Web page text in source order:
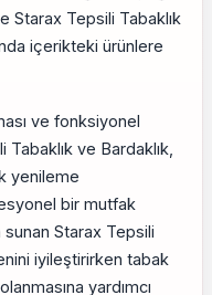
Starax Tepsili Tabaklık
içerikteki ürünlere
ve fonksiyonel
Tabaklık ve Bardaklık,
yenileme
bir mutfak
sunan Starax Tepsili
iyileştirirken tabak
yardımcı